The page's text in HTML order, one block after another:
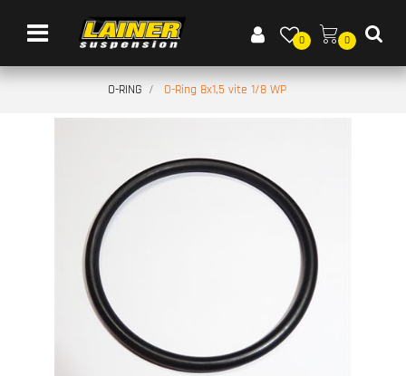
Open menu
0 0
O-RING O-Ring 8x1,5 vite 1/8 WP